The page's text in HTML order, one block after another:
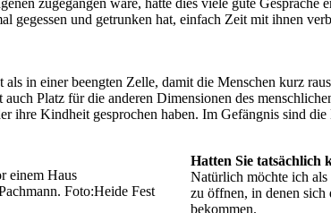
gegessen und getrunken hat, einfach Zeit mit ihnen
in einer beengten Zelle, damit die Menschen kurz
Platz für die anderen Dimensionen des
ihre Kindheit gesprochen haben. Im Gefängnis sind
Foto:Heide Fest
Hatten Sie tatsächlich
Natürlich möchte ich als
zu öffnen, in denen
bekommen.